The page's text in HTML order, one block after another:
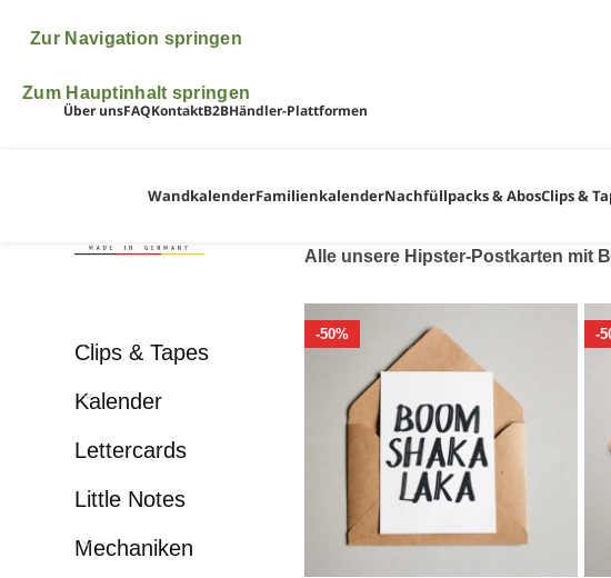
Zur Navigation springen
Zum Hauptinhalt springen
Über unsFAQKontaktB2BHändler-Plattformen
WandkalenderFamilienkalenderNachfüllpacks & AbosClips &
Clips & Tapes
Kalender
Lettercards
Little Notes
Mechaniken
Alle unsere Hipster-Postkarten mit
-50% -